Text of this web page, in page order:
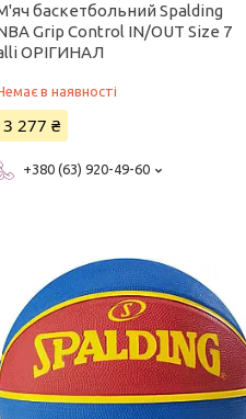
баскетбольний Spalding
Grip Control IN/OUT Size 7
ОРІГИНАЛ
в наявності
3 277 ₴
+380 (63) 920-49-60